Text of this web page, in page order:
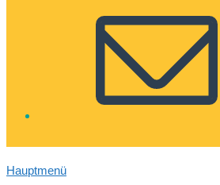
Hauptmenü